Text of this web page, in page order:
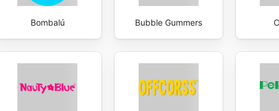
Bombalú Bubble Gummers